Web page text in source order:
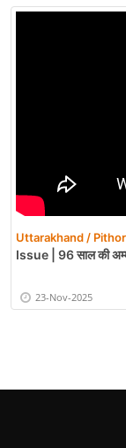
Uttarakhand /
Issue | 96 साल की
23-Nov-2025